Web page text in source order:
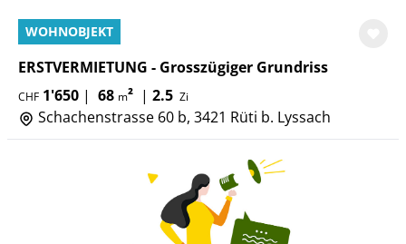
WOHNOBJEKT
ERSTVERMIETUNG - Grosszügiger Grundriss
CHF 1'650 | 68 m² | 2.5 Zi
Schachenstrasse 60 b, 3421 Rüti b. Lyssach